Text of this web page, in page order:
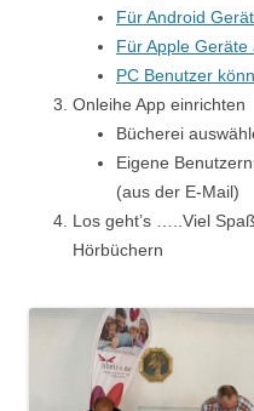
Für Android
Für Apple Geräte
PC Benutzer
Onleihe App einrichten
Bücherei
Eigene
(aus der E-Mail)
Los geht’s …..Viel
Hörbüchern